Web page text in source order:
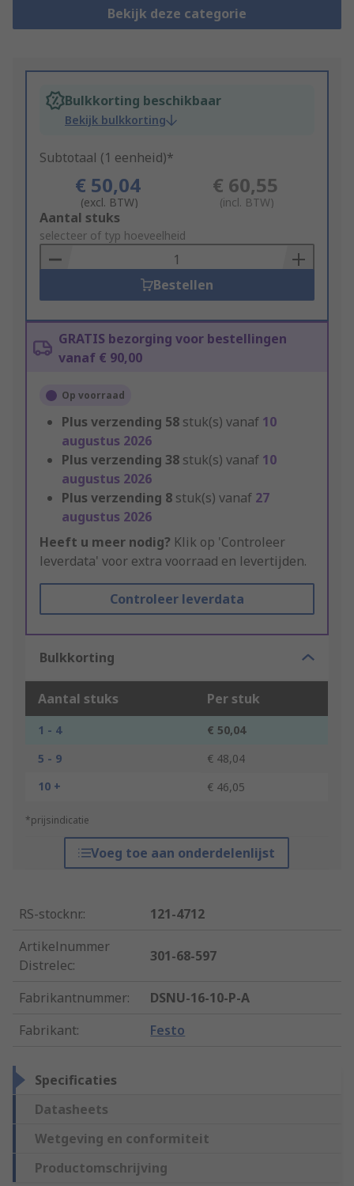
Bekijk deze categorie
Bulkkorting beschikbaar
Bekijk bulkkorting
Subtotaal (1 eenheid)*
€ 50,04
(excl. BTW)
€ 60,55
(incl. BTW)
Add
to
Basket
Aantal stuks
selecteer of typ hoeveelheid
Bestellen
GRATIS bezorging voor bestellingen
vanaf € 90,00
Op voorraad
Plus verzending 58 stuk(s) vanaf 10
augustus 2026
Plus verzending 38 stuk(s) vanaf 10
augustus 2026
Plus verzending 8 stuk(s) vanaf 27
augustus 2026
Heeft u meer nodig? Klik op 'Controleer
leverdata' voor extra voorraad en levertijden.
Controleer leverdata
Bulkkorting
Aantal stuks Per stuk
1 - 4
€ 50,04
5 - 9
€ 48,04
10 +
€ 46,05
*prijsindicatie
Voeg toe aan onderdelenlijst
RS-stocknr.:
121-4712
Artikelnummer
Distrelec:
301-68-597
Fabrikantnummer:
DSNU-16-10-P-A
Fabrikant: Festo
Specificaties
Datasheets
Wetgeving en conformiteit
Productomschrijving